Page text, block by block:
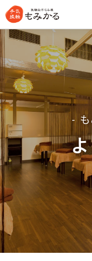
-